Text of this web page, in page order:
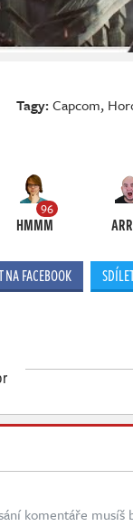
Tagy:Capcom,
96
HMMM
NA FACEBOOK
komentáře musíš